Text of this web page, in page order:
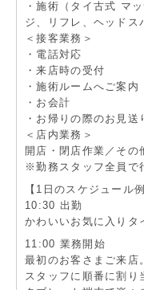
・施術（タイ古式 マ
ジ、リフレ、ヘッドス
＜接客業務＞
・電話対応
・来店時の受付
・施術ルームへご案内
・お会計
・お帰りの際のお見送
＜店内業務＞
開店・閉店作業／その
※勤務スタッフ全員で
【1日のスケジュール例
10:30 出勤
かわいいお気に入りタ
11:00 業務開始
最初のお客さまご来店
スタッフに順番に割り